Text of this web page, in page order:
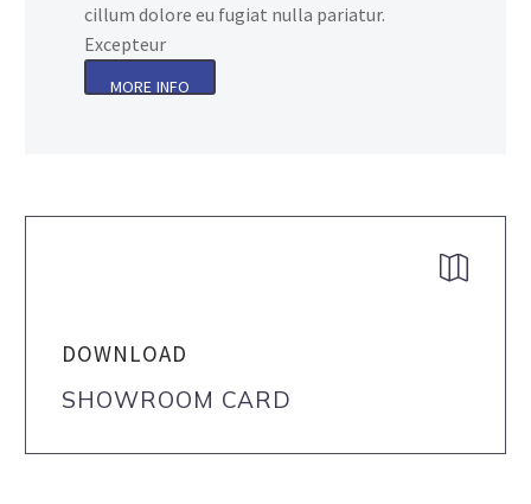
cillum dolore eu fugiat nulla pariatur.
Excepteur
MORE INFO


DOWNLOAD
SHOWROOM CARD